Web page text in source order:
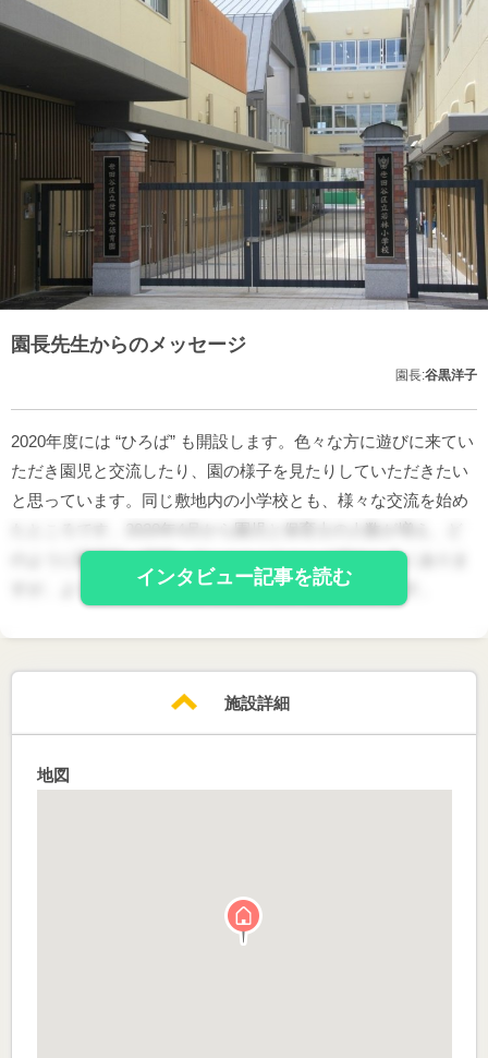
園長先生からのメッセージ
園長:谷黒洋子
2020年度には “ひろば” も開設します。色々な方に遊びに来てい
ただき園児と交流したり、園の様子を見たりしていただきたい
と思っています。同じ敷地内の小学校とも、様々な交流を始め
のように園運営が展開していくかこれからの部分も多くありま
すが、よりよい園になるように努めたいと思っています。
インタビュー記事を読む
施設詳細
地図